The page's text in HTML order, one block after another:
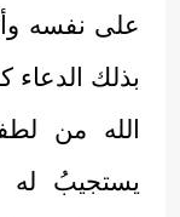
على نفسه
بذلك الدعاء
الله من
يستجيبُ له